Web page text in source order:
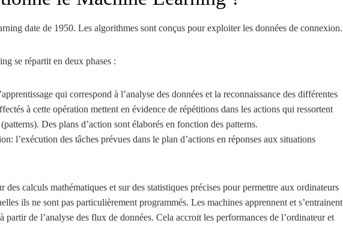
date de 1950. Les algorithmes sont conçus pour exploiter les données de connexion.
se répartit en deux phases :
qui correspond à l’analyse des données et la reconnaissance des différentes
à cette opération mettent en évidence de répétitions dans les actions qui ressortent
Des plans d’action sont élaborés en fonction des patterns.
l’exécution des tâches prévues dans le plan d’actions en réponses aux situations
des calculs mathématiques et sur des statistiques précises pour permettre aux ordinateurs
ils ne sont pas particulièrement programmés. Les machines apprennent et s’entrainent
partir de l’analyse des flux de données. Cela accroit les performances de l’ordinateur et